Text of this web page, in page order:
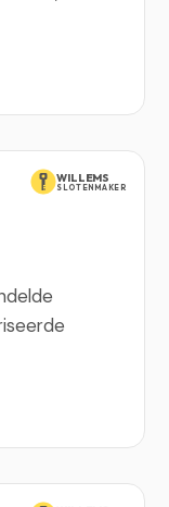
WILLEMS
SLOTENMAKER